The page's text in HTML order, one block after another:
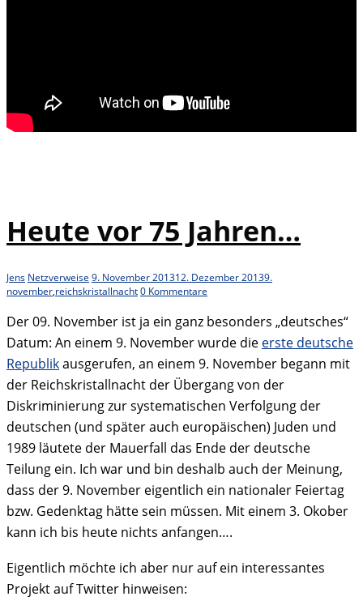
Heute vor 75 Jahren…
Jens Netzverweise 9. November 201312. Dezember 20139.
november,reichskristallnacht0 Kommentare
Der 09. November ist ja ein ganz besonders „deutsches“
Datum: An einem 9. November wurde die erste deutsche
Republikausgerufen, an einem 9. November begann mit
der Reichskristallnacht der Übergang von der
Diskriminierung zur systematischen Verfolgung der
deutschen (und später auch europäischen) Juden und
1989 läutete der Mauerfall das Ende der deutsche
Teilung ein. Ich war und bin deshalb auch der Meinung,
dass der 9. November eigentlich ein nationaler Feiertag
bzw. Gedenktag hätte sein müssen. Mit einem 3. Okober
kann ich bis heute nichts anfangen….
Eigentlich möchte ich aber nur auf ein interessantes
Projekt auf Twitter hinweisen: